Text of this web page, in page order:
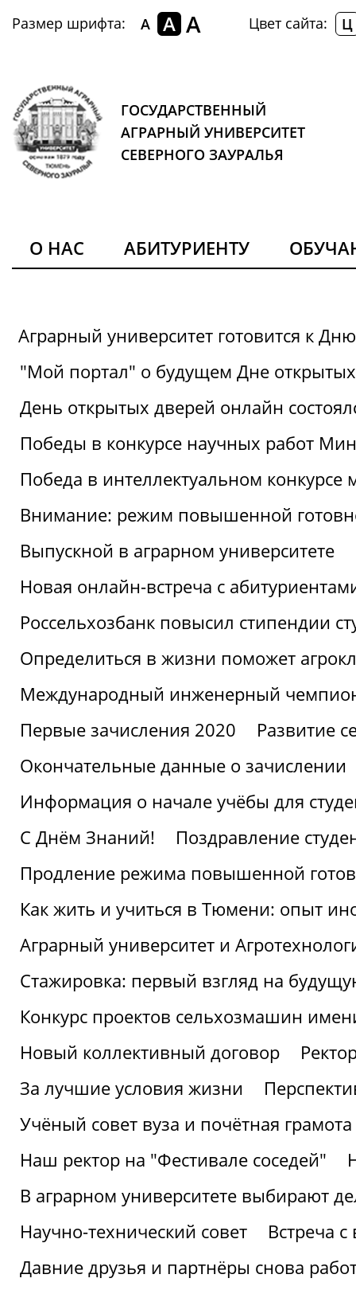
Размер шрифта: A A A Цвет сайта: Ц
ГОСУДАРСТВЕННЫЙ
АГРАРНЫЙ УНИВЕРСИТЕТ
СЕВЕРНОГО ЗАУРАЛЬЯ
О НАС АБИТУРИЕНТУ
Аграрный университет готовится к
"Мой портал" о будущем Дне
День открытых дверей онлайн
Победы в конкурсе научных работ
Победа в интеллектуальном конкурсе
Внимание: режим повышенной
Выпускной в аграрном университете
Новая онлайн-встреча с
Россельхозбанк повысил стипендии
Определиться в жизни поможет
Международный инженерный
Первые зачисления 2020
Развитие
Окончательные данные о зачислении
Информация о начале учёбы для
С Днём Знаний!
Поздравление
Продление режима повышенной
Как жить и учиться в Тюмени: опыт
Аграрный университет и
Стажировка: первый взгляд на
Конкурс проектов сельхозмашин
Новый коллективный договор
За лучшие условия жизни
Учёный совет вуза и почётная
Наш ректор на "Фестивале соседей"
В аграрном университете выбирают
Научно-технический совет
Встреча
Давние друзья и партнёры снова